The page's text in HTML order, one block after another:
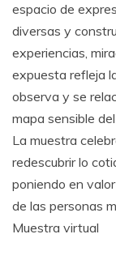
espacio de
diversas y
experiencias,
expuesta refleja
observa y se
mapa sensible
La muestra
redescubrir lo
poniendo en
de las personas
Muestra virtual